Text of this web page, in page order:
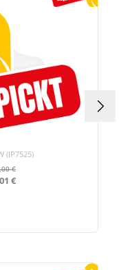
(JP7525)
€
€